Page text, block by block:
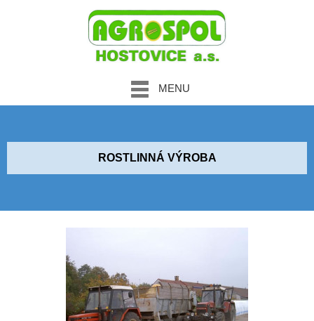
MENU
ROSTLINNÁ VÝROBA